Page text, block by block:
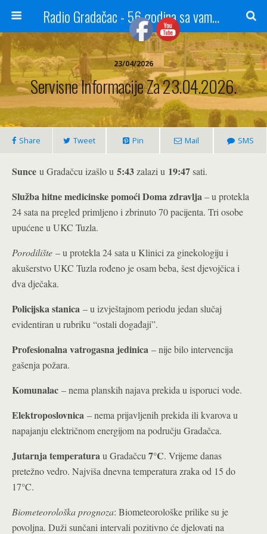
Radio Gradačac - 56 godina sa vama...
23/04/2026
Servisne Informacije Za 23.04.2026.
Share Tweet Pin Mail SMS
Sunce u Gradačcu izašlo u 5:43zalazi u 19:47sati.
Služba hitne medicinske pomoći Doma zdravlja– u protekla
24 sata na pregled primljeno i zbrinuto 70 pacijenta. Tri osobe
upućene u UKC Tuzla.
Porodilište – u protekla 24 sata u Klinici za ginekologiju i
akušerstvo UKC Tuzla rođeno je osam beba, šest djevojčica i
dva dječaka.
Policijska stanica – u izvještajnom periodu jedan slučaj
evidentiran u rubriku “ostali događaji”.
Profesionalna vatrogasna jedinica – nije bilo intervencija
gašenja požara.
Komunalac – nema planskih najava prekida u isporuci vode.
Elektroposlovnica – nema prijavljenih prekida ili kvarova u
napajanju električnom energijom na području Gradačca.
Jutarnja temperaturau Gradačcu 7°C. Vrijeme danas
pretežno vedro. Najviša dnevna temperatura zraka od 15 do
17°C.
Biometeorološka prognoza: Biometeorološke prilike su je
povoljna. Duži sunčani intervali pozitivno će djelovati na